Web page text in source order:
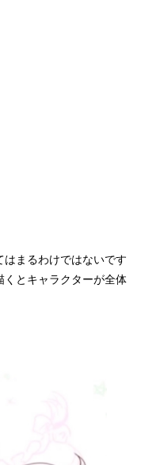
まるわけではないです
とキャラクターが全体